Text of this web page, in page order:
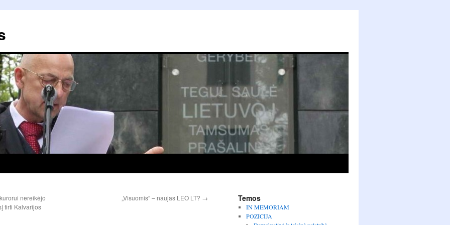
nereikėjo
tirti Kalvarijos
„Visuomis“ – naujas LEO LT? → Temos
IN MEMORIAM
POZICIJA